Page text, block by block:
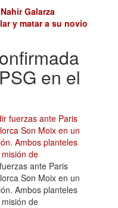
Galarza
y matar a su novio
en el
ante Paris
Son Moix en un
Ambos planteles
de